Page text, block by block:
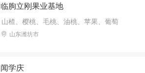
临朐立刚果业基地
山楂、樱桃、毛桃、油桃、苹果、葡萄
山东潍坊市
闻学庆